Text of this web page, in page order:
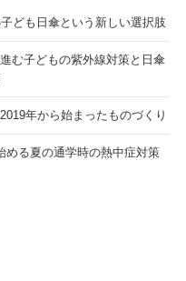
ども日傘という新しい選択肢
む子どもの紫外線対策と日傘
年から始まったものづくり
める夏の通学時の熱中症対策